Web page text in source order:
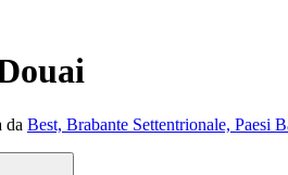
da Best, Brabante Settentrionale, Paesi